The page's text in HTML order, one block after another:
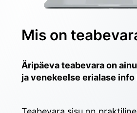
Mis on
Äripäeva teabevara on
ja venekeelse erialase info